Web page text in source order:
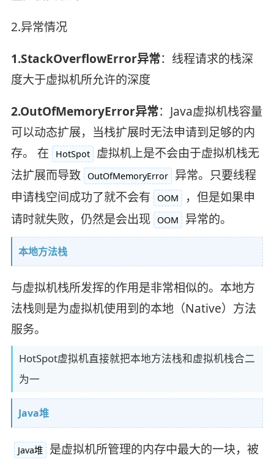
2.异常情况
1.StackOverflowError异常：线程请求的栈深
度大于虚拟机所允许的深度
2.OutOfMemoryError异常：Java虚拟机栈容量
可以动态扩展，当栈扩展时无法申请到足够的内
存。 在
HotSpot
虚拟机上是不会由于虚拟机栈无
法扩展而导致
OutOfMemoryError
异常。只要线程
申请栈空间成功了就不会有
OOM
，但是如果申
请时就失败，仍然是会出现
OOM 异常的。
本地方法栈
与虚拟机栈所发挥的作用是非常相似的。本地方
法栈则是为虚拟机使用到的本地（Native）方法
服务。
HotSpot虚拟机直接就把本地方法栈和虚拟机栈合二
为一
Java堆
Java堆
是虚拟机所管理的内存中最大的一块，被